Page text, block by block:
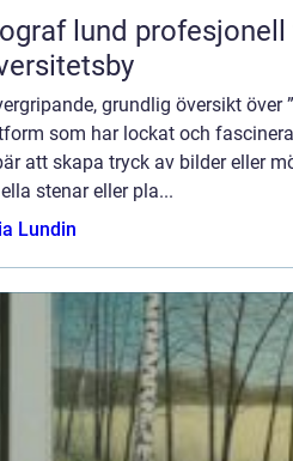
profesjonell foto i en levende
grundlig översikt över
som har lockat och
att skapa tryck av bilder eller
stenar eller pla...
Lundin